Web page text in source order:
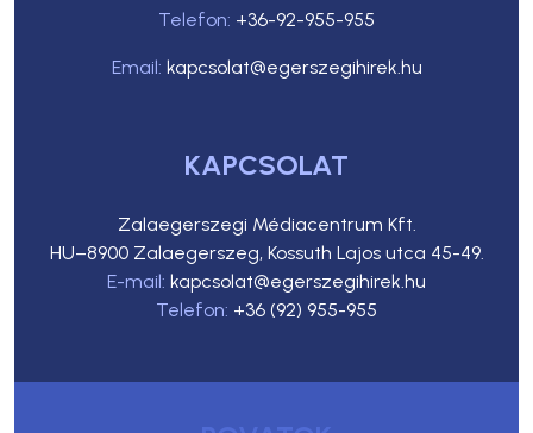
Telefon: +36-92-955-955
Email: kapcsolat@egerszegihirek.hu
KAPCSOLAT
Zalaegerszegi Médiacentrum Kft.
HU–8900 Zalaegerszeg, Kossuth Lajos utca 45-49.
E-mail: kapcsolat@egerszegihirek.hu
Telefon: +36 (92) 955-955